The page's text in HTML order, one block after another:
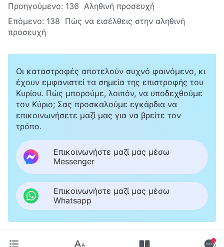
Προηγούμενο: 136 Αληθινή προσευχή
Επόμενο: 138 Πώς να εισέλθεις στην αληθινή
προσευχή
Οι καταστροφές αποτελούν συχνό φαινόμενο, κι
έχουν εμφανιστεί τα σημεία της επιστροφής του
Κυρίου. Πώς μπορούμε, λοιπόν, να υποδεχθούμε
τον Κύριο; Σας προσκαλούμε εγκάρδια να
επικοινωνήσετε μαζί μας για να βρείτε τον
τρόπο.
Επικοινωνήστε μαζί μας μέσω
Messenger
Επικοινωνήστε μαζί μας μέσω
Whatsapp